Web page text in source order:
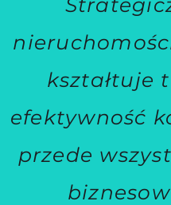
kształtuje
efektywność
przede